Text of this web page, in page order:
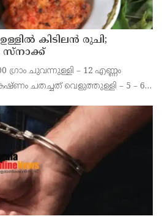
കിടിലൻ രുചി;
സ്നാക്ക്
ഗ്രാം ചുവന്നുള്ളി – 12 എണ്ണം
ചതച്ചത് വെളുത്തുള്ളി – 5 – 6
4 ടീസ്